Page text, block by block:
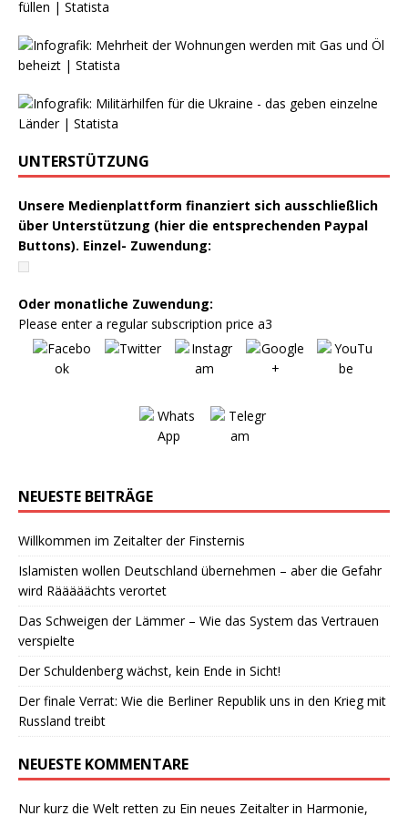
UNTERSTÜTZUNG
Unsere Medienplattform finanziert sich ausschließlich
über Unterstützung (hier die entsprechenden Paypal
Buttons). Einzel- Zuwendung:
Oder monatliche Zuwendung:
Please enter a regular subscription price a3
NEUESTE BEITRÄGE
Willkommen im Zeitalter der Finsternis
Islamisten wollen Deutschland übernehmen – aber die Gefahr
wird Rääääächts verortet
Das Schweigen der Lämmer – Wie das System das Vertrauen
verspielte
Der Schuldenberg wächst, kein Ende in Sicht!
Der finale Verrat: Wie die Berliner Republik uns in den Krieg mit
Russland treibt
NEUESTE KOMMENTARE
Nur kurz die Welt retten zu Ein neues Zeitalter in Harmonie,